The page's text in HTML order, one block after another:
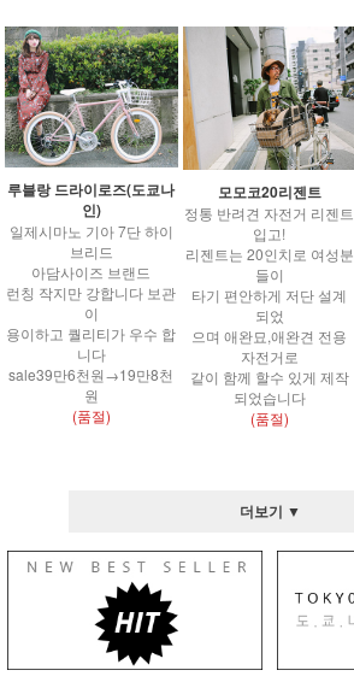
루블랑 드라이로즈(도쿄나
인)
일제시마노 기아 7단 하이
브리드
아담사이즈 브랜드
런칭 작지만 강합니다 보관
이
용이하고 퀄리티가 우수 합
니다
sale39만6천원→19만8천
원
(품절)
모모코20리젠트
정통 반려견 자전거 리젠트
입고!
리젠트는 20인치로 여성분
들이
타기 편안하게 저단 설계
되었
으며 애완묘,애완견 전용
자전거로
같이 함께 할수 있게 제작
되었습니다
(품절)
더보기 ▼